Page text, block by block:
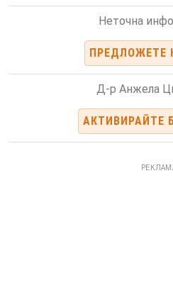
Неточна
ПРЕДЛОЖЕТЕ
Д-р Анжела
АКТИВИРАЙТЕ